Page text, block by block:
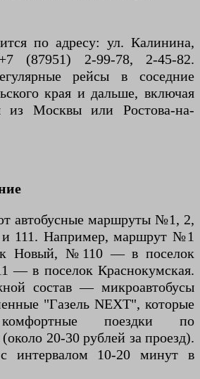
по адресу: ул. Калинина,
(87951) 2-99-78, 2-45-82.
рейсы в соседние
края и дальше, включая
из Москвы или Ростова-на-
автобусные маршруты №1, 2,
111. Например, маршрут №1
Новый, №110 — в поселок
— в поселок Краснокумская.
состав — микроавтобусы
"Газель NEXT", которые
комфортные поездки по
20-30 рублей за проезд).
интервалом 10-20 минут в